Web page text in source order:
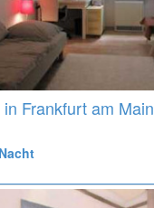
Frankfurt am Main